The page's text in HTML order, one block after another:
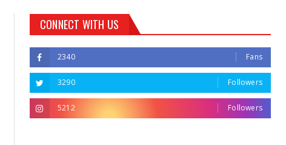
CONNECT WITH US
2340 Fans
3290 Followers
5212 Followers